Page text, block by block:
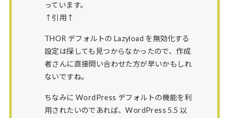
っています。
↑引用↑
THOR デフォルトの Lazyload を無効化する
設定は探しても見つからなかったので、作成
者さんに直接問い合わせた方が早いかもしれ
ないですね。
ちなみに WordPress デフォルトの機能を利
用されたいのであれば、WordPress 5.5 以